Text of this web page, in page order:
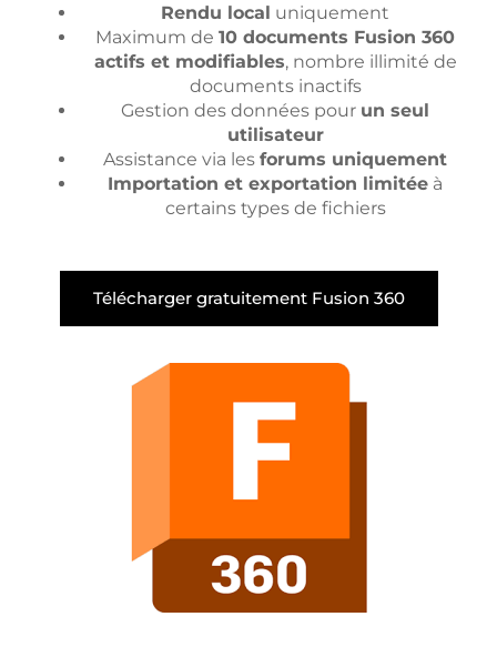
Rendu local uniquement
Maximum de 10 documents Fusion 360
actifs et modifiables, nombre illimité de
documents inactifs
Gestion des données pour un seul
utilisateur
Assistance via les forums uniquement
Importation et exportation limitée à
certains types de fichiers
Télécharger gratuitement Fusion 360